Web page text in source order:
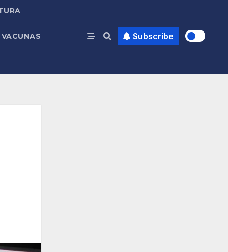
VACUNAS Subscribe